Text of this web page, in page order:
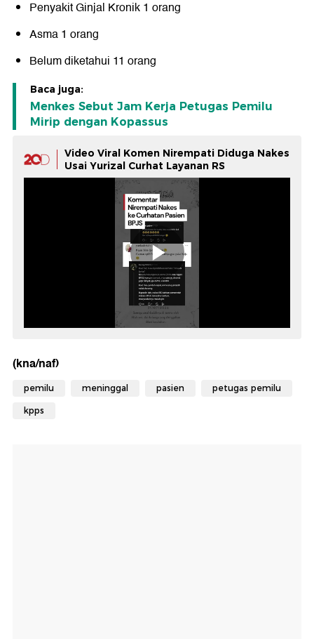
Penyakit Ginjal Kronik 1 orang
Asma 1 orang
Belum diketahui 11 orang
Baca juga:
Menkes Sebut Jam Kerja Petugas Pemilu
Mirip dengan Kopassus
Video Viral Komen Nirempati Diduga Nakes
Usai Yurizal Curhat Layanan RS
(kna/naf)
pemilu meninggal pasien petugas pemilu
kpps